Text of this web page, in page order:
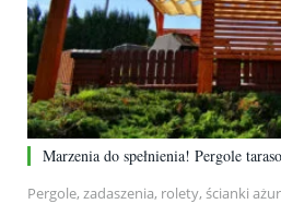
Marzenia do spełnienia! Pergole
Pergole, zadaszenia, rolety, ścianki